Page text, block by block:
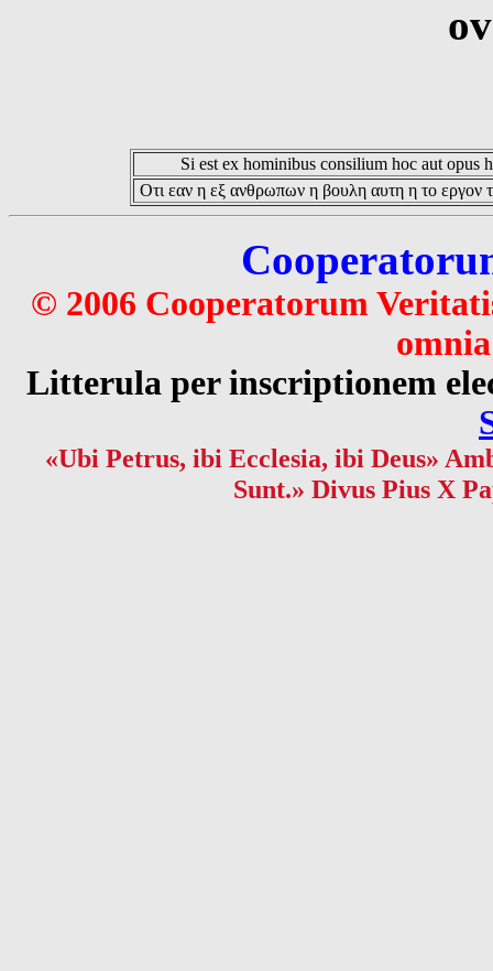
Si est ex hominibus consilium hoc aut opus
Οτι εαν η εξ ανθρωπων η βουλη αυτη η το εργον
© 2006 Cooperatorum
Litterula per inscriptionem
«Ubi Petrus, ibi Ecclesia, ibi Deus»
Sunt.» Divus Pius X